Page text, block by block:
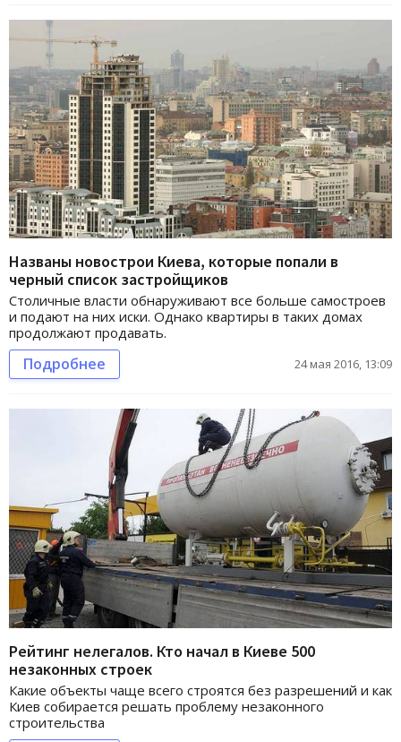
Названы новострои Киева, которые попали в
черный список застройщиков
Столичные власти обнаруживают все больше самостроев
и подают на них иски. Однако квартиры в таких домах
продолжают продавать.
Подробнее 24 мая 2016, 13:09
Рейтинг нелегалов. Кто начал в Киеве 500
незаконных строек
Какие объекты чаще всего строятся без разрешений и как
Киев собирается решать проблему незаконного
строительства